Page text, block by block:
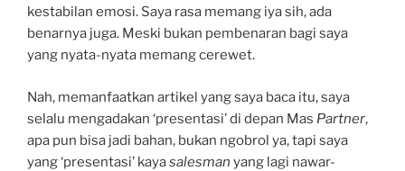
kestabilan emosi. Saya rasa memang iya sih, ada
benarnya juga. Meski bukan pembenaran bagi saya
yang nyata-nyata memang cerewet.
Nah, memanfaatkan artikel yang saya baca itu, saya
selalu mengadakan ‘presentasi’ di depan Mas Partner,
apa pun bisa jadi bahan, bukan ngobrol ya, tapi saya
yang ‘presentasi’ kayasalesman yang lagi nawar-